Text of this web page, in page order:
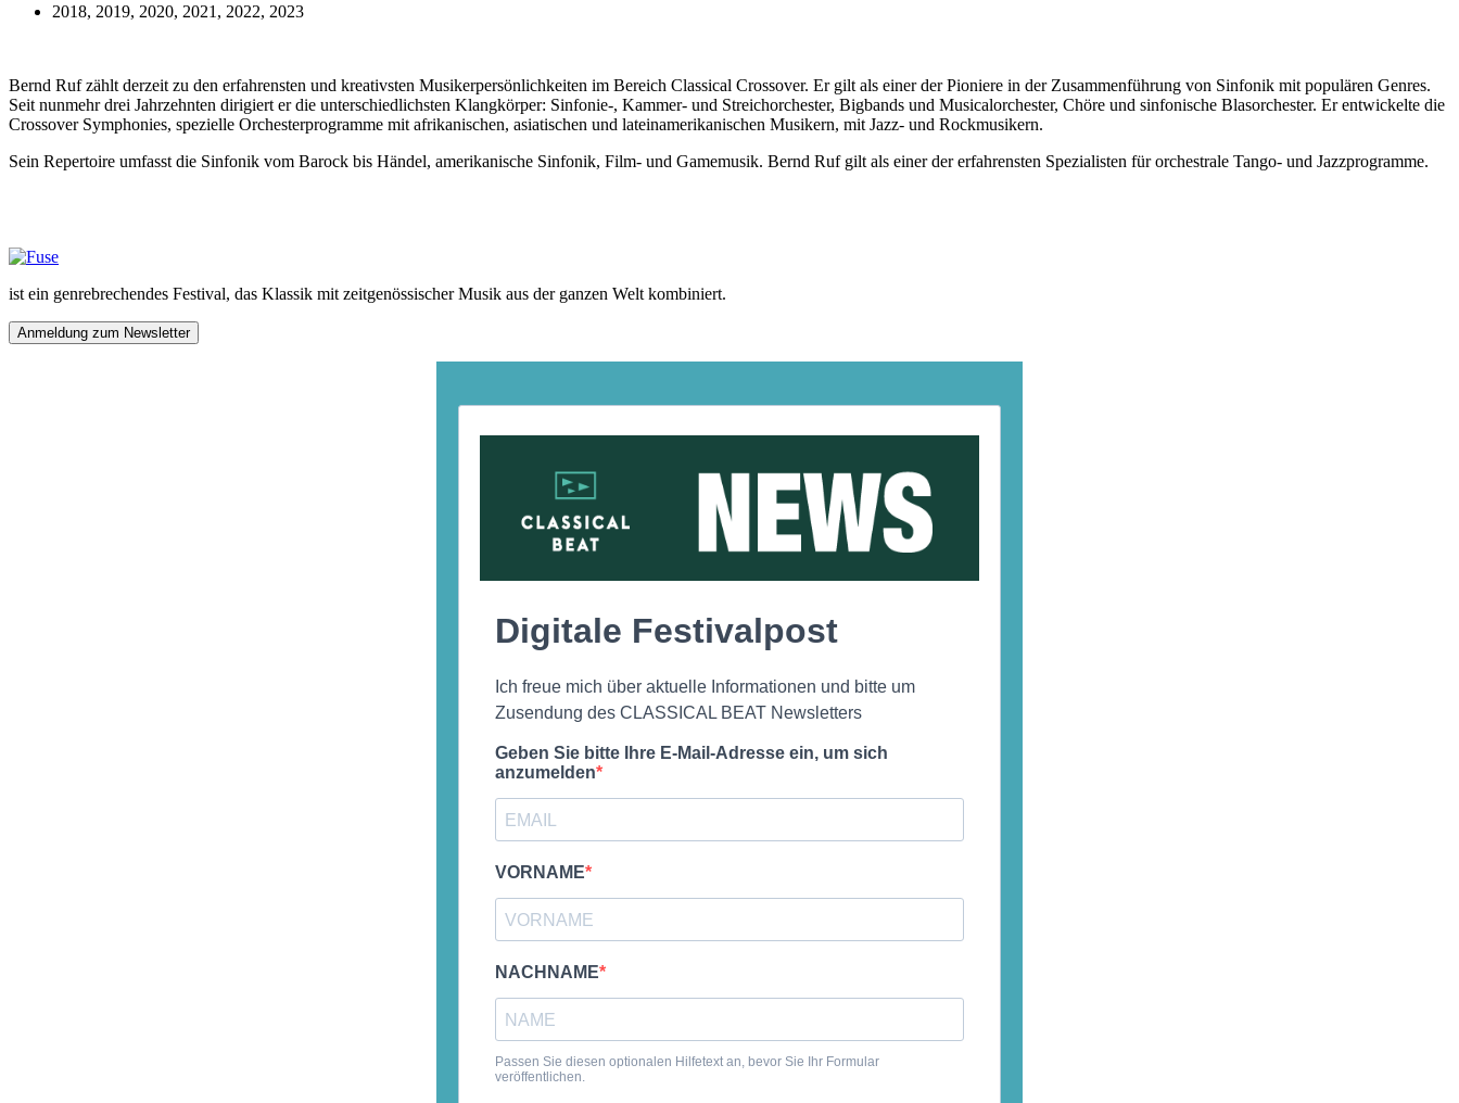
2018, 2019, 2020, 2021, 2022, 2023
Bernd Ruf zählt derzeit zu den erfahrensten und kreativsten Musikerpersönlichkeiten im Bereich Classical Crossover. Er gilt als einer der Pioniere in der Zusammenführung von Sinfonik mit populären Genres.
Seit nunmehr drei Jahrzehnten dirigiert er die unterschiedlichsten Klangkörper: Sinfonie-, Kammer- und Streichorchester, Bigbands und Musicalorchester, Chöre und sinfonische Blasorchester. Er entwickelte die
Crossover Symphonies, spezielle Orchesterprogramme mit afrikanischen, asiatischen und lateinamerikanischen Musikern, mit Jazz- und Rockmusikern.
Sein Repertoire umfasst die Sinfonik vom Barock bis Händel, amerikanische Sinfonik, Film- und Gamemusik. Bernd Ruf gilt als einer der erfahrensten Spezialisten für orchestrale Tango- und Jazzprogramme.
ist ein genrebrechendes Festival, das Klassik mit zeitgenössischer Musik aus der ganzen Welt kombiniert.
Anmeldung zum Newsletter